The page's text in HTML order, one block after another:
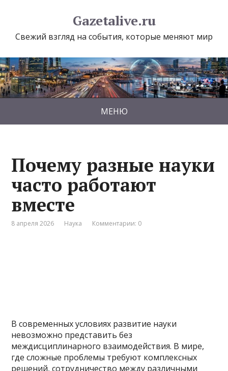
Gazetalive.ru
Свежий взгляд на события, которые меняют мир
МЕНЮ
Почему разные науки
часто работают
вместе
8 апреля 2026 Наука Комментарии: 0
В современных условиях развитие науки
невозможно представить без
междисциплинарного взаимодействия. В мире,
где сложные проблемы требуют комплексных
решений, сотрудничество между различными